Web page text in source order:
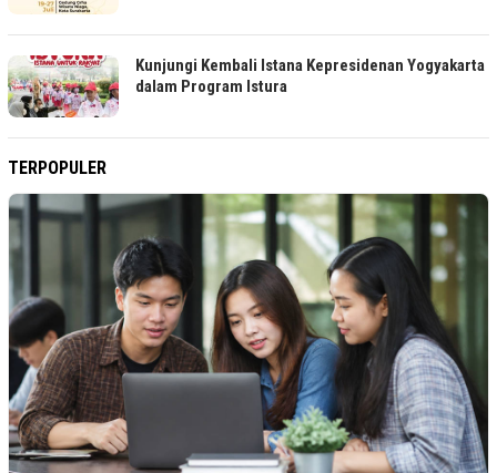
Kunjungi Kembali Istana Kepresidenan Yogyakarta
dalam Program Istura
TERPOPULER